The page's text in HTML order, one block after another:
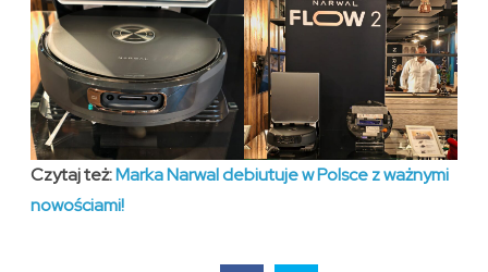
Czytaj też:Marka Narwal debiutuje w Polsce z ważnymi
nowościami!